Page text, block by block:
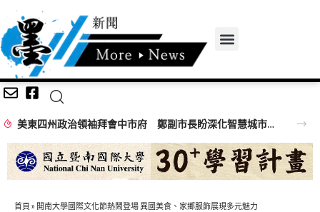
美東四州政治領袖拜會中市府 鄭副市長盼深化智慧城市、經貿產業及棒球交流合作
首頁 » 開南大學國際文化節熱鬧登場 異國美食、家鄉服飾展現多元魅力